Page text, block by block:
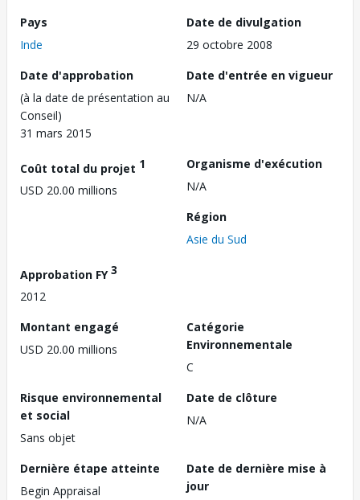
Pays
Inde
Date de divulgation
29 octobre 2008
Date d'approbation
(à la date de présentation au
Conseil)
31 mars 2015
Date d'entrée en vigueur
N/A
Coût total du projet 1
USD 20.00 millions
Organisme d'exécution
N/A
Région
Asie du Sud
Approbation FY3
2012
Montant engagé
USD 20.00 millions
Catégorie
Environnementale
C
Risque environnemental
et social
Sans objet
Date de clôture
N/A
Dernière étape atteinte
Begin Appraisal
Date de dernière mise à
jour